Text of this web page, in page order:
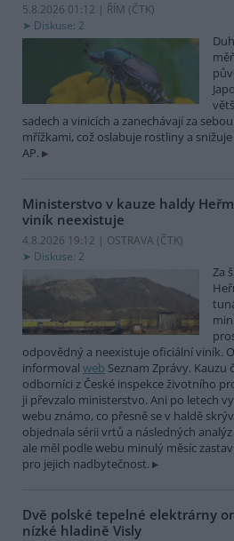
5.8.2026 01:12 | ŘÍM (ČTK)
Diskuse: 2
sadech a vinicích a zanechávají za
mřížkami, což oslabuje rostliny a
AP.
Ministerstvo v kauze haldy
viník neexistuje
4.8.2026 19:12 | OSTRAVA (ČTK)
Diskuse: 2
Za
odpovědný a neexistuje oficiální viník.
informoval web Seznam Zprávy.
odborníci z České inspekce životního
ji převzalo ministerstvo. Ani po letech
webu známo, co přesně se v haldě
objednala sérii vrtů a následných
ale měl podle webu minulý měsíc
pro jejich nadbytečnost.
Dvě polské tepelné elektrárny
nízké hladině Visly